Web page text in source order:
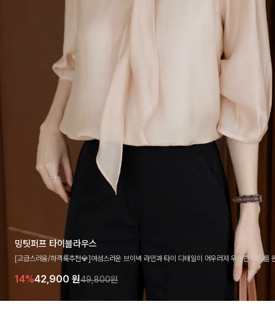
밍팃퍼프 타이블라우스
[고급스러움/하객룩추천💎]여성스러운 브이넥 라인과 타이 디테일이 어우러져 우아한 무드를
라우스 🤍 여유로운 7부 소매로 편안하게 착용되며 데일리룩부터 출근룩, 하객룩까지 세련된
기 좋은 아이템이에요
14%42,900 원49,800원